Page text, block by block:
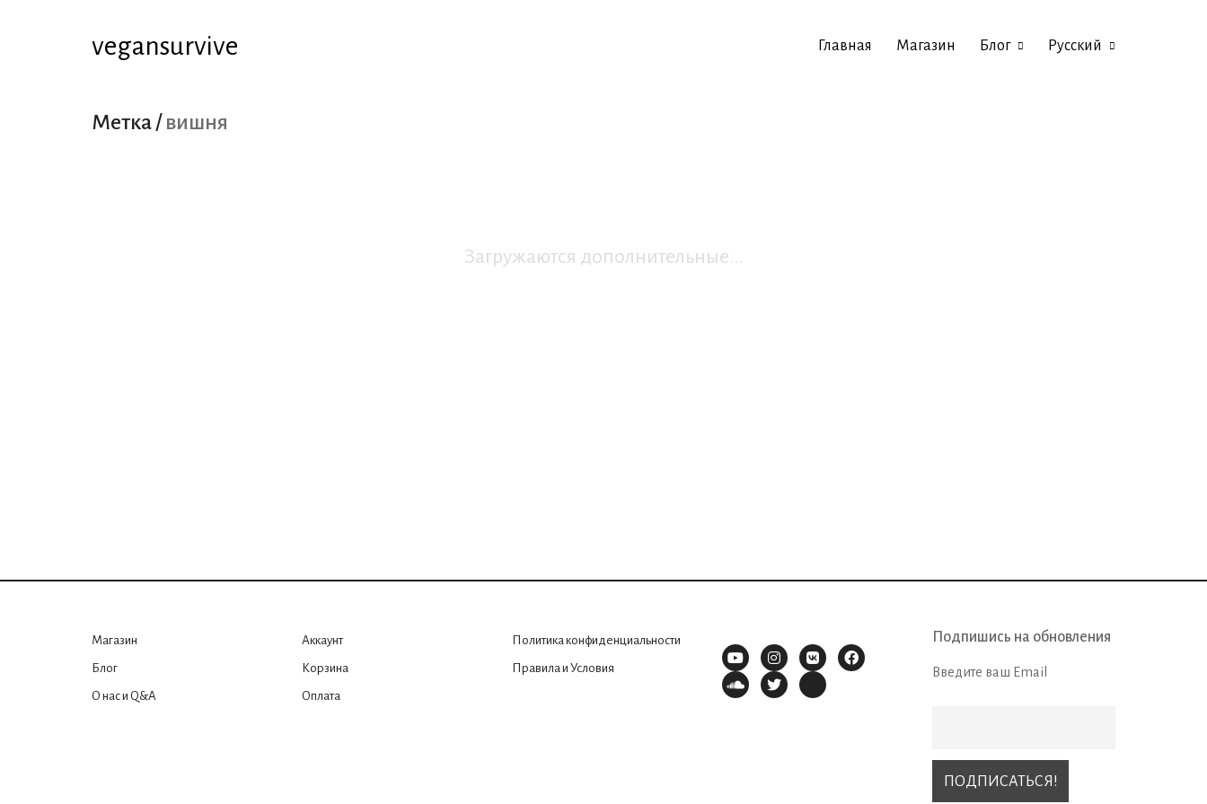
vegansurvive Главная Магазин Блог Русский
Метка /вишня
Загружаются дополнительные...
Магазин
Блог
О нас и Q&A
Аккаунт
Корзина
Оплата
Политика конфиденциальности
Правила и Условия
Подпишись на обновления
Введите ваш Email